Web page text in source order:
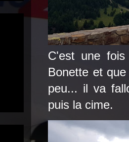
C'est une
Bonette et
peu... il va
puis la cime.